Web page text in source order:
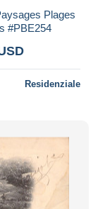
Plages
#PBE254
Residenziale